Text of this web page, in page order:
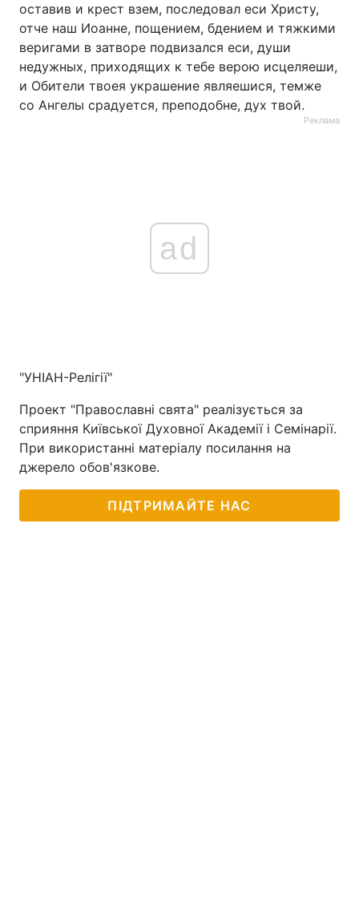
оставив и крест взем, последовал еси Христу,
отче наш Иоанне, пощением, бдением и тяжкими
веригами в затворе подвизался еси, души
недужных, приходящих к тебе верою исцеляеши,
и Обители твоея украшение являешися, темже
со Ангелы срадуется, преподобне, дух твой.
Реклама
ad
"УНІАН-Релігії"
Проект "Православні свята" реалізується за
сприяння Київської Духовної Академії і Семінарії.
При використанні матеріалу посилання на
джерело обов'язкове.
ПІДТРИМАЙТЕ НАС